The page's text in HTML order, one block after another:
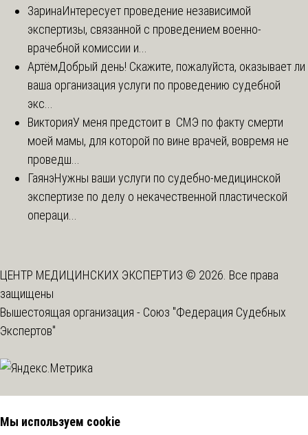
ЗаринаИнтересует проведение независимой
экспертизы, связанной с проведением военно-
врачебной комиссии и...
АртёмДобрый день! Скажите, пожалуйста, оказывает ли
ваша организация услуги по проведению судебной
экс...
ВикторияУ меня предстоит в СМЭ по факту смерти
моей мамы, для которой по вине врачей, вовремя не
проведш...
ГаянэНужны ваши услуги по судебно-медицинской
экспертизе по делу о некачественной пластической
операци...
ЦЕНТР МЕДИЦИНСКИХ ЭКСПЕРТИЗ © 2026. Все права
защищены
Вышестоящая организация - Союз "Федерация Судебных
Экспертов"
Мы используем cookie